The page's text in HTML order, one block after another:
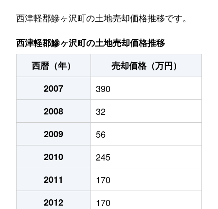
西津軽郡鰺ヶ沢町の土地売却価格推移です。
西津軽郡鰺ヶ沢町の土地売却価格推移
西暦（年）
売却価格（万円）
2007
390
2008
32
2009
56
2010
245
2011
170
2012
170